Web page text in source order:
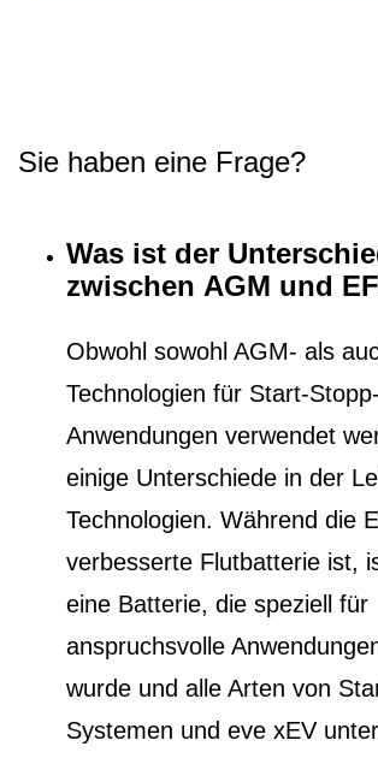
Sie haben eine Frage?
Was ist der
zwischen AGM und
Obwohl sowohl AGM- als
Technologien für Start-Stopp-
Anwendungen verwendet
einige Unterschiede in der
Technologien. Während die
verbesserte Flutbatterie ist,
eine Batterie, die speziell für
anspruchsvolle
wurde und alle Arten von
Systemen und eve xEV